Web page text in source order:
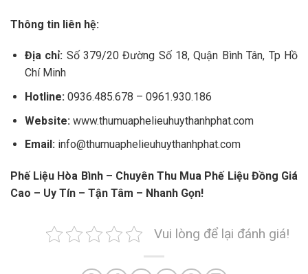
Thông tin liên hệ:
Địa chỉ: Số 379/20 Đường Số 18, Quận Bình Tân, Tp Hồ
Chí Minh
Hotline:0936.485.678 – 0961.930.186
Website: www.thumuaphelieuhuythanhphat.com
Email:info@thumuaphelieuhuythanhphat.com
Phế Liệu Hòa Bình – Chuyên Thu Mua Phế Liệu Đồng Giá
Cao – Uy Tín – Tận Tâm – Nhanh Gọn!
Vui lòng để lại đánh giá!